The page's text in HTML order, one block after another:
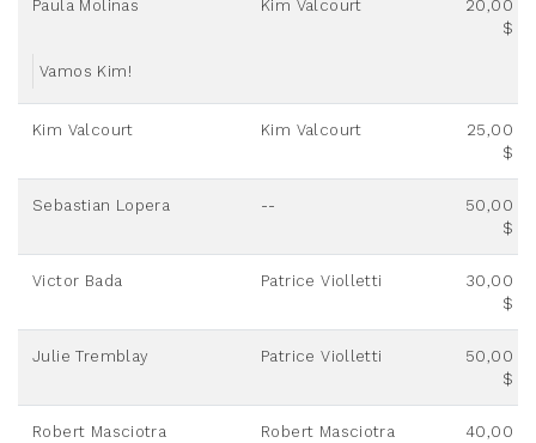
Paula Molinas Kim Valcourt
20,00
$
Vamos Kim!
Kim Valcourt Kim Valcourt
25,00
$
Sebastian Lopera --
50,00
$
Victor Bada Patrice Violletti
30,00
$
Julie Tremblay Patrice Violletti
50,00
$
Robert Masciotra Robert Masciotra
40,00